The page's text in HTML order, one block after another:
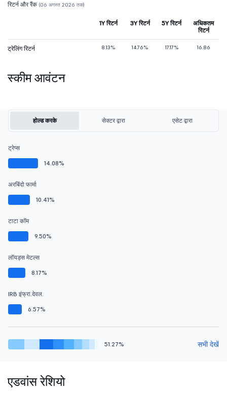
रिटर्न और रैंक (06 अगस्त 2026 तक)
1Y रिटर्न 3Y रिटर्न 5Y रिटर्न
अधिकतम
रिटर्न
ट्रेलिंग रिटर्न 8.13% 14.76% 17.17% 16.86
स्कीम आवंटन
होल्ड करके सेक्टर द्वारा एसेट द्वारा
ट्रेप्स
14.08%
अरबिंदो फार्मा
10.41%
टाटा कॉम
9.50%
लॉयड्स मेटल्स
8.17%
IRB इंफ्रा.देवल.
6.57%
51.27% सभी देखें
एडवांस रेशियो